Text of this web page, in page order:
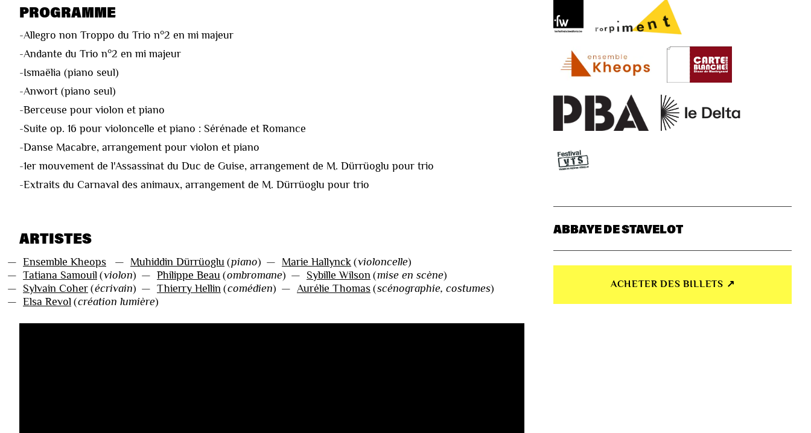
PROGRAMME
-Allegro non Troppo du Trio n°2 en mi majeur
-Andante du Trio n°2 en mi majeur
-Ismaëlia (piano seul)
-Anwort (piano seul)
-Berceuse pour violon et piano
-Suite op. 16 pour violoncelle et piano : Sérénade et Romance
-Danse Macabre, arrangement pour violon et piano
-1er mouvement de l'Assassinat du Duc de Guise, arrangement de M. Dürrüoglu pour trio
-Extraits du Carnaval des animaux, arrangement de M. Dürrüoglu pour trio
ARTISTES
— Ensemble Kheops — Muhiddin Dürrüoglu (piano) — Marie Hallynck (violoncelle)
— Tatiana Samouil (violon) — Philippe Beau (ombromane) — Sybille Wilson (mise en scène)
— Sylvain Coher (écrivain) — Thierry Hellin (comédien) — Aurélie Thomas (scénographie, costumes)
— Elsa Revol (création lumière)
ABBAYE DE STAVELOT
ACHETER DES BILLETS ↗︎